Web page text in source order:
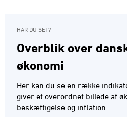
HAR DU SET?
Overblik over
økonomi
Her kan du se en række
giver et overordnet billede af
beskæftigelse og inflation.